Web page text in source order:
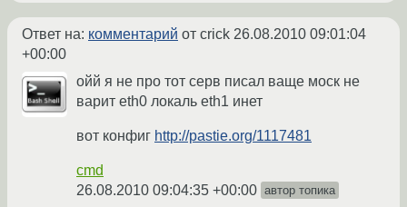
Ответ на: комментарий от crick 26.08.2010 09:01:04
+00:00
ойй я не про тот серв писал ваще моск не
варит eth0 локаль eth1 инет
вот конфиг http://pastie.org/1117481
cmd
26.08.2010 09:04:35 +00:00 автор топика